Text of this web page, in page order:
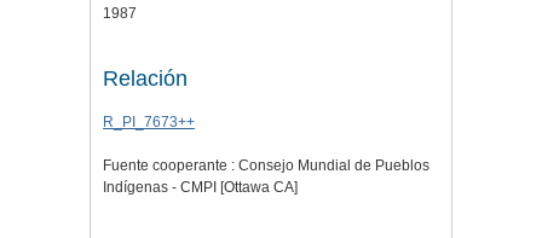
1987
Relación
R_PI_7673++
Fuente cooperante : Consejo Mundial de Pueblos
Indígenas - CMPI [Ottawa CA]